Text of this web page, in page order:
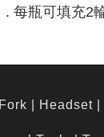
. 每瓶可填充2
Headset